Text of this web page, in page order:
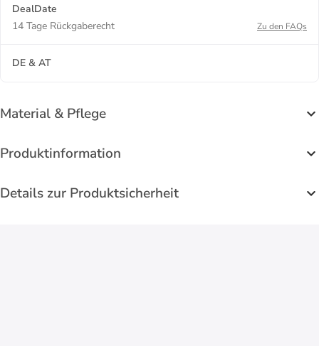
DealDate
14 Tage Rückgaberecht
Zu den FAQs
DE & AT
Material & Pflege
Produktinformation
Details zur Produktsicherheit